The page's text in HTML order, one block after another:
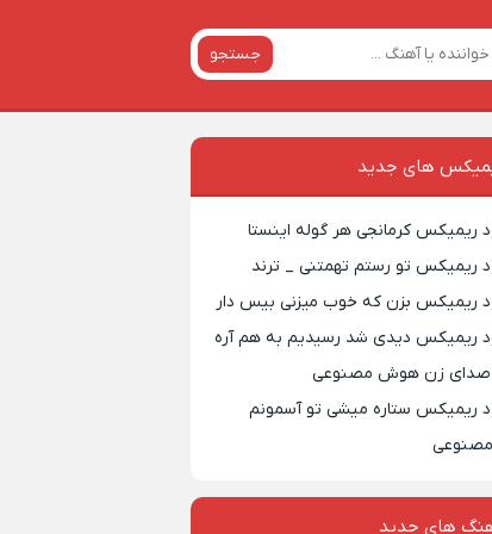
جستجو
های جدید
ریمیکس کرمانجی هر گوله اینستا
ریمیکس تو رستم تهمتنی _ ترند
ریمیکس بزن که خوب میزنی بیس دار
ریمیکس دیدی شد رسیدیم به هم آره
صدای زن هوش مصنوعی
ریمیکس ستاره میشی تو آسمونم
های جدید